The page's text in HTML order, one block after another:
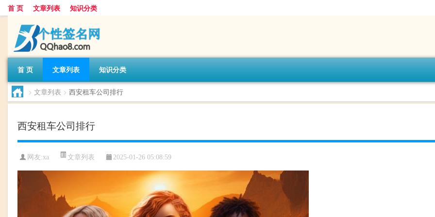
首 页 文章列表 知识分类
首 页 文章列表 知识分类
> 文章列表 > 西安租车公司排行
西安租车公司排行
网友:xa 文章列表 2025-01-26 05:08:59